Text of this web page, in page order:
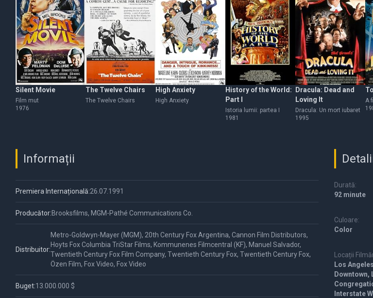
Silent Movie
Film mut
1976
The Twelve Chairs
The Twelve Chairs
High Anxiety
High Anxiety
History of the World:
Part I
Istoria lumii: partea I
1981
Dracula: Dead and
Loving It
Dracula: Un mort iubaret
1995
A
Informații
Premiera Internațională:26.07.1991
Producător:Brooksfilms, MGM-Pathé Communications Co.
Distribuitor:
Metro-Goldwyn-Mayer (MGM), 20th Century Fox Argentina, Cannon Film Distributors,
Hoyts Fox Columbia TriStar Films, Kommunenes Filmcentral (KF), Manuel Salvador,
Twentieth Century Fox Film Company, Twentieth Century Fox, Twentieth Century Fox,
Özen Film, Fox Video, Fox Video
Buget:13.000.000 $
Durată:
92 minute
Culoare:
Color
Locații
Los
Downtown,
Interstate